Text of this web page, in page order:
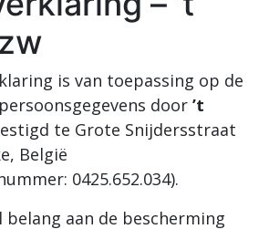
is van toepassing op de
door ’t
te Grote Snijdersstraat
België
0425.652.034).
belang aan de bescherming